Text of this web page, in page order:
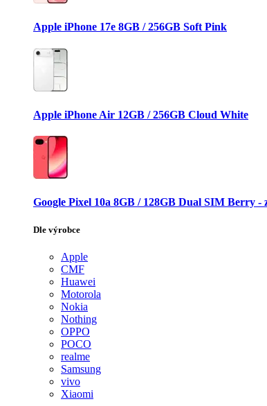
Apple iPhone 17e 8GB / 256GB Soft Pink
Apple iPhone Air 12GB / 256GB Cloud White
Google Pixel 10a 8GB / 128GB Dual SIM Berry -
Dle výrobce
Apple
CMF
Huawei
Motorola
Nokia
Nothing
OPPO
POCO
realme
Samsung
vivo
Xiaomi